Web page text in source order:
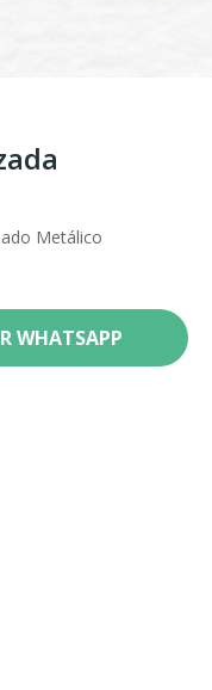
Metálico
WHATSAPP